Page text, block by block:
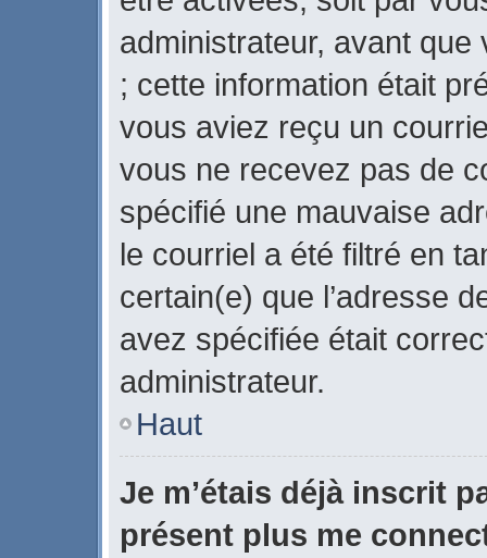
administrateur, avant
; cette information était
vous aviez reçu un
vous ne recevez pas de
spécifié une mauvaise
le courriel a été filtré en
certain(e) que l’adresse
avez spécifiée était
administrateur.
Haut
Je m’étais déjà inscrit
présent plus me